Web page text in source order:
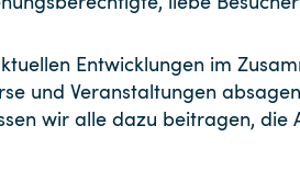
Entwicklungen im
und Veranstaltungen
wir alle dazu beitragen, die